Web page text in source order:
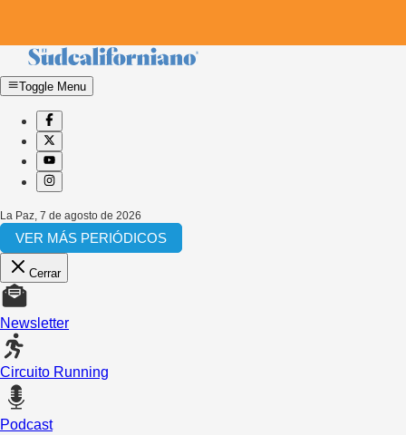
Toggle Menu
La Paz 7 de agosto de 2026
VER MÁS PERIÓDICOS
Cerrar
Newsletter
Circuito Running
Podcast